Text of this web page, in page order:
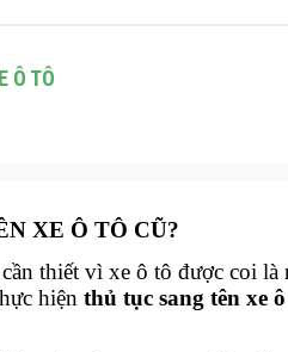
Ô TÔ
XE Ô TÔ CŨ?
thiết vì xe ô tô được coi
hiện thủ tục sang tên xe